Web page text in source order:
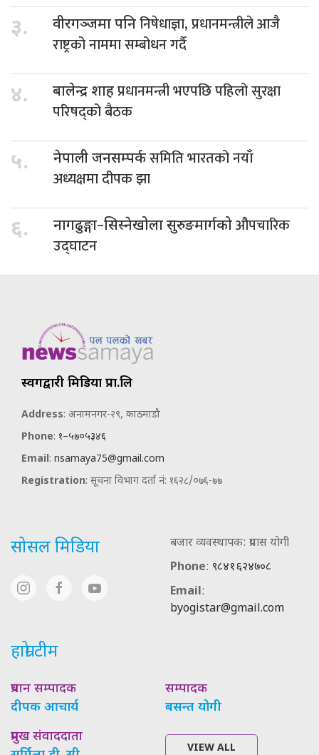
३. वीरगञ्जमा पनिनिषेधाज्ञा, प्रधानमन्त्रीले आजै
राष्ट्रको नाममा सम्बोधन गर्दै
४. बालेन्द्र शाहप्रधानमन्त्री भएपछि पहिलो सुरक्षा
परिषद्को बैठक
५. नेपाली जनसम्पर्कसमिति भारतको नयाँ
अध्यक्षमा दीपक झा
६. नागढुङ्गा–सिस्नेखोला सुरुङमार्गकोऔपचारिक
उद्घाटन
स्वर्गद्वारी मिडिया प्रा.लि
Address: अनामनगर-२९, काठमाडौ
Phone: १–५७०५३४६
Email: nsamaya75@gmail.com
Registration: सूचना विभाग दर्ता नं: १६२८/०७६-७७
सोसल मिडिया
बजार व्यवस्थापक: प्रयास योगी
Phone: ९८४१६२४७०८
Email:
byogistar@gmail.com
हाम्रो टीम
प्रधान सम्पादक
दीपक आचार्य
सम्पादक
बसन्त योगी
प्रमुख संवाददाता
VIEW ALL